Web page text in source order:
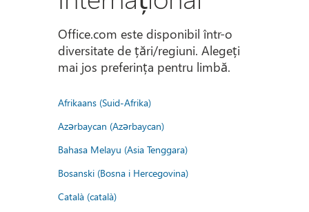
Office.com este disponibil într-o
diversitate de țări/regiuni. Alegeți
mai jos preferința pentru limbă.
Afrikaans (Suid-Afrika)
Azərbaycan (Azərbaycan)
Bahasa Melayu (Asia Tenggara)
Bosanski (Bosna i Hercegovina)
Català (català)